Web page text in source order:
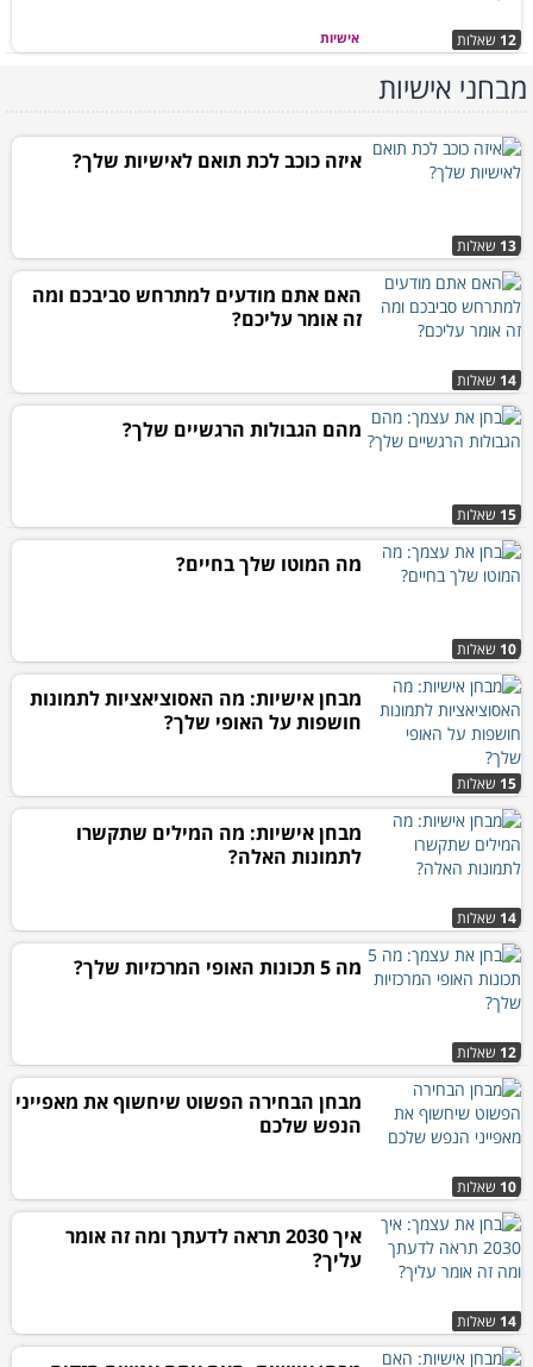
אישיות 12 שאלות
מבחני אישיות
13 שאלות
איזה כוכב לכת תואם לאישיות שלך?
14 שאלות
האם אתם מודעים למתרחש סביבכם ומה
זה אומר עליכם?
15 שאלות
מהם הגבולות הרגשיים שלך?
10 שאלות
מה המוטו שלך בחיים?
15 שאלות
מבחן אישיות: מה האסוציאציות לתמונות
חושפות על האופי שלך?
14 שאלות
מבחן אישיות: מה המילים שתקשרו
לתמונות האלה?
12 שאלות
מה 5 תכונות האופי המרכזיות שלך?
10 שאלות
מבחן הבחירה הפשוט שיחשוף את מאפייני
הנפש שלכם
14 שאלות
איך 2030 תראה לדעתך ומה זה אומר
עליך?